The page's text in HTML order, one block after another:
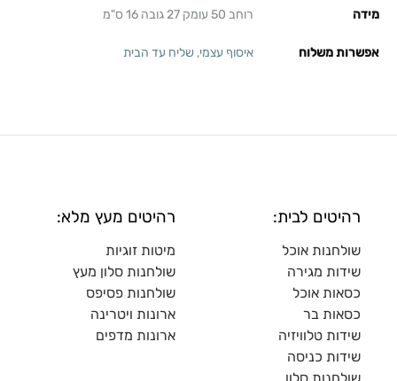
מידה רוחב 50 עומק 27 גובה 16 ס"מ
אפשרות משלוח איסוף עצמי, שליח עד הבית
רהיטים לבית:
שולחנות אוכל
שידות מגירה
כסאות אוכל
כסאות בר
שידות טלוויזיה
שידות כניסה
שולחנות סלון
רהיטים מעץ מלא:
מיטות זוגיות
שולחנות סלון מעץ
שולחנות פסיפס
ארונות ויטרינה
ארונות מדפים